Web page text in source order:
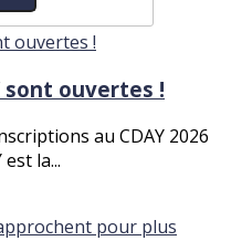
sont ouvertes !
au CDAY 2026
la...